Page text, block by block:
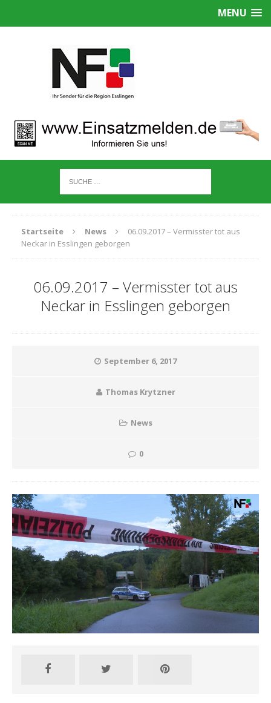
MENU
Startseite News
06.09.2017 – Vermisster tot aus
Neckar in Esslingen geborgen
06.09.2017 – Vermisster tot aus
Neckar in Esslingen geborgen
September 6, 2017
Thomas Krytzner
News
0